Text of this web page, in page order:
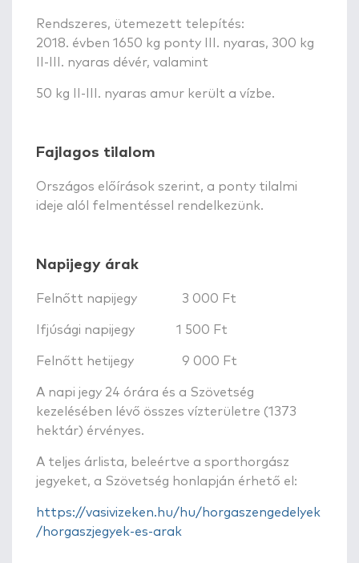
Rendszeres, ütemezett telepítés:
2018. évben 1650 kg ponty III. nyaras, 300 kg
II-III. nyaras dévér, valamint
50 kg II-III. nyaras amur került a vízbe.
Fajlagos tilalom
Országos előírások szerint, a ponty tilalmi
ideje alól felmentéssel rendelkezünk.
Napijegy árak
Felnőtt napijegy 3 000 Ft
Ifjúsági napijegy 1 500 Ft
Felnőtt hetijegy 9 000 Ft
A napi jegy 24 órára és a Szövetség
kezelésében lévő összes vízterületre (1373
hektár) érvényes.
A teljes árlista, beleértve a sporthorgász
jegyeket, a Szövetség honlapján érhető el:
https://vasivizeken.hu/hu/horgaszengedelyek
/horgaszjegyek-es-arak